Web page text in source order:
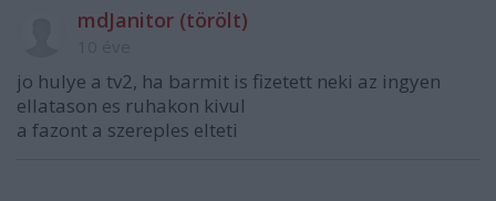
mdJanitor (törölt)
jo hulye a tv2, ha barmit is fizetett neki az ingyen
ellatason es ruhakon kivul
a fazont a szereples elteti